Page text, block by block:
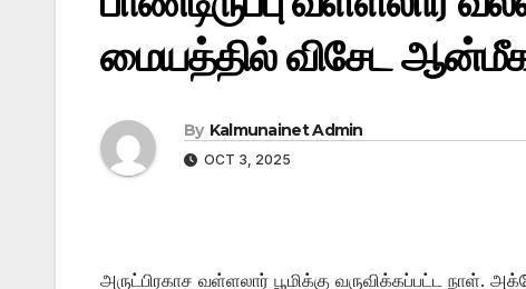
மையத்தில் விசேட ஆன்மீக
By Kalmunainet Admin
OCT 3, 2025
அருட்பிரகாச வள்ளலார் பூமிக்கு வருவிக்கப்பட்ட நாள்.